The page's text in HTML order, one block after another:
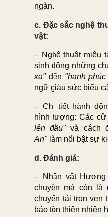
ngàn.
c. Đặc sắc nghệ
vật:
– Nghệ thuật miêu
sinh động những
xa"đến "hạnh
ngữ giàu sức biểu
– Chi tiết hành
hình tượng: Các cử
lên đầu"và cách
An"làm nổi bật sự
d. Đánh giá:
– Nhân vật
chuyện mà còn là
chuyển tải trọn vẹn
bảo tồn thiên nhiên